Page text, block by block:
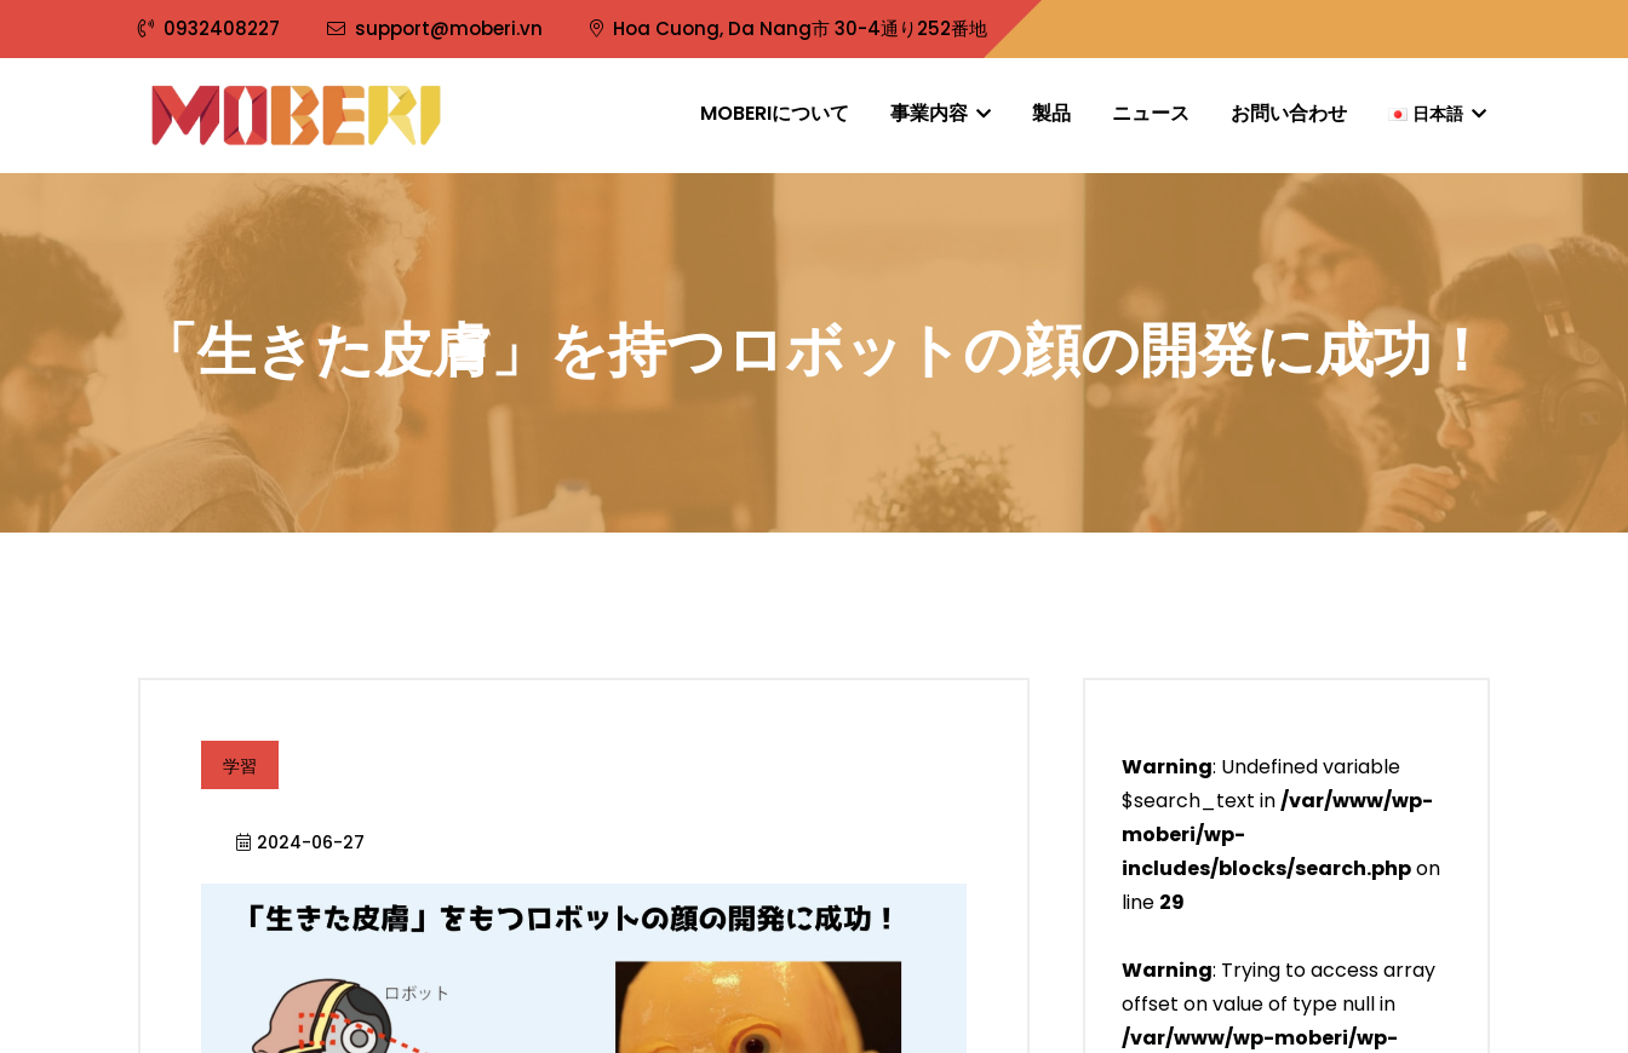
0932408227 support@moberi.vn Hoa Cuong, Da Nang市 30-4通り252番地
MOBERIについて 事業内容 製品 ニュース お問い合わせ 日本語
「生きた皮膚」を持つロボットの顔の開発に成功！
学習
2024-06-27
Warning: Undefined variable
$search_text in/var/www/wp-
moberi/wp-
includes/blocks/search.phpon
line 29
Warning: Trying to access array
offset on value of type null in
/var/www/wp-moberi/wp-